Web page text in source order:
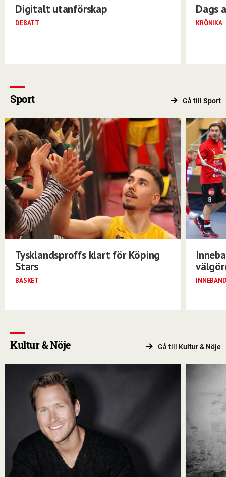
Digitalt utanförskap
DEBATT
Dags
KRÖNIKA
Sport Gå till Sport
Tysklandsproffs klart för Köping
Stars
BASKET
Kultur & Nöje Gå till Kultur & Nöje